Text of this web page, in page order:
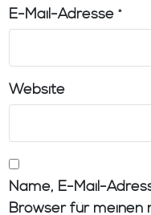
E-Mail-Adresse*
Website
Name, E-Mail-
Browser für meinen